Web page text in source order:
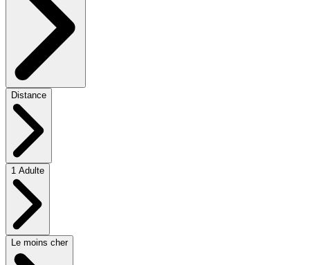
Distance
1 Adulte
Le moins cher